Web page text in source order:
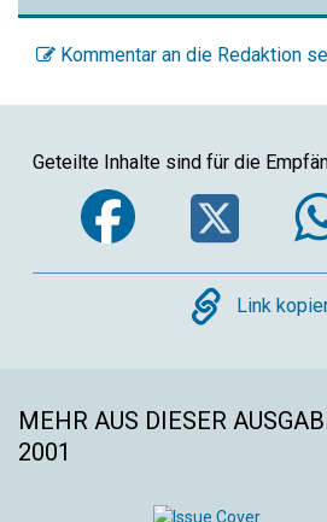
Kommentar an die Redaktion
Geteilte Inhalte sind für die
Copy
Link
MEHR AUS DIESER
2001